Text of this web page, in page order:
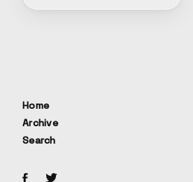
Home
Archive
Search